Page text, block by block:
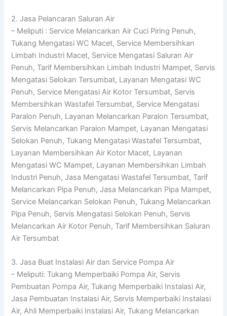
2. Jasa Pelancaran Saluran Air
– Meliputi : Service Melancarkan Air Cuci Piring Penuh,
Tukang Mengatasi WC Macet, Service Membersihkan
Limbah Industri Macet, Service Mengatasi Saluran Air
Penuh, Tarif Membersihkan Limbah Industri Mampet, Servis
Mengatasi Selokan Tersumbat, Layanan Mengatasi WC
Penuh, Service Mengatasi Air Kotor Tersumbat, Servis
Membersihkan Wastafel Tersumbat, Service Mengatasi
Paralon Penuh, Layanan Melancarkan Paralon Tersumbat,
Servis Melancarkan Paralon Mampet, Layanan Mengatasi
Selokan Penuh, Tukang Mengatasi Wastafel Tersumbat,
Layanan Membersihkan Air Kotor Macet, Layanan
Mengatasi WC Mampet, Layanan Membersihkan Limbah
Industri Penuh, Jasa Mengatasi Wastafel Tersumbat, Tarif
Melancarkan Pipa Penuh, Jasa Melancarkan Pipa Mampet,
Service Melancarkan Selokan Penuh, Tukang Melancarkan
Pipa Penuh, Servis Mengatasi Selokan Penuh, Servis
Melancarkan Air Kotor Penuh, Tarif Membersihkan Saluran
Air Tersumbat
3. Jasa Buat Instalasi Air dan Service Pompa Air
– Meliputi: Tukang Memperbaiki Pompa Air, Servis
Pembuatan Pompa Air, Tukang Memperbaiki Instalasi Air,
Jasa Pembuatan Instalasi Air, Servis Memperbaiki Instalasi
Air, Ahli Memperbaiki Instalasi Air, Tukang Melancarkan